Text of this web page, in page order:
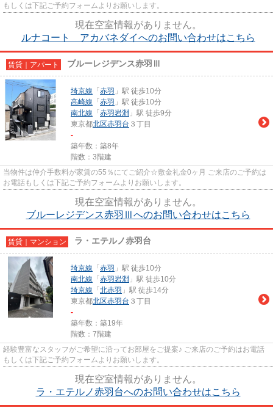
もしくは下記ご予約フォームよりお願いします。
現在空室情報がありません。
ルナコート アカバネダイへのお問い合わせはこちら
賃貸｜アパート ブルーレジデンス赤羽Ⅲ
埼京線 「 赤羽 」駅 徒歩10分
高崎線 「 赤羽 」駅 徒歩10分
南北線 「 赤羽岩淵 」駅 徒歩9分
東京都北区赤羽台 ３丁目
-
築年数：築8年
階数：3階建
当物件は仲介手数料が家賃の55％にてご紹介☆敷金礼金0ヶ月 ご来店のご予約は
お電話もしくは下記ご予約フォームよりお願いします。
現在空室情報がありません。
ブルーレジデンス赤羽Ⅲへのお問い合わせはこちら
賃貸｜マンション ラ・エテルノ赤羽台
埼京線 「 赤羽 」駅 徒歩10分
南北線 「 赤羽岩淵 」駅 徒歩10分
埼京線 「 北赤羽 」駅 徒歩14分
東京都北区赤羽台 ３丁目
-
築年数：築19年
階数：7階建
経験豊富なスタッフがご希望に沿ってお部屋をご提案♪ ご来店のご予約はお電話
もしくは下記ご予約フォームよりお願いします。
現在空室情報がありません。
ラ・エテルノ赤羽台へのお問い合わせはこちら